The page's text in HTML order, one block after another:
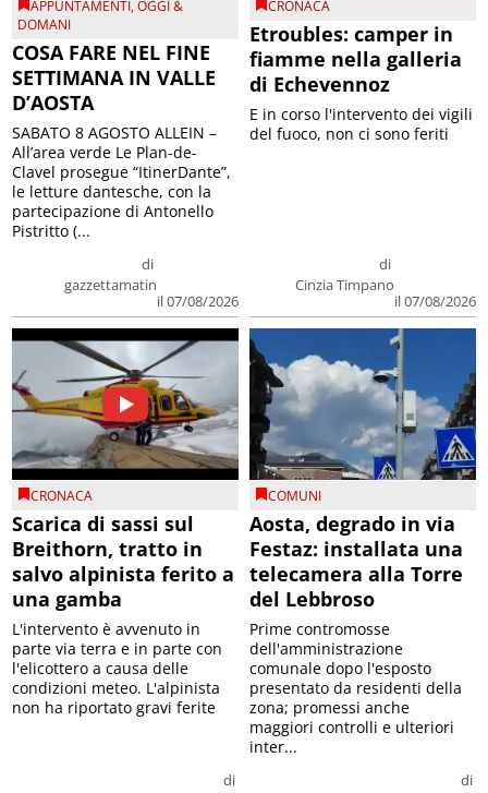
APPUNTAMENTI,OGGI &
DOMANI
COSA FARE NEL FINE
SETTIMANA IN VALLE
D’AOSTA
di
gazzettamatin
il 07/08/2026
SABATO 8 AGOSTO ALLEIN –
All’area verde Le Plan-de-
Clavel prosegue “ItinerDante”,
le letture dantesche, con la
partecipazione di Antonello
Pistritto (...
CRONACA
Etroubles: camper in
fiamme nella galleria
di Echevennoz
di
Cinzia Timpano
il 07/08/2026
E in corso l'intervento dei vigili
del fuoco, non ci sono feriti
CRONACA
Scarica di sassi sul
Breithorn, tratto in
salvo alpinista ferito a
una gamba
di
L'intervento è avvenuto in
parte via terra e in parte con
l'elicottero a causa delle
condizioni meteo. L'alpinista
non ha riportato gravi ferite
COMUNI
Aosta, degrado in via
Festaz: installata una
telecamera alla Torre
del Lebbroso
di
Prime contromosse
dell'amministrazione
comunale dopo l'esposto
presentato da residenti della
zona; promessi anche
maggiori controlli e ulteriori
inter...